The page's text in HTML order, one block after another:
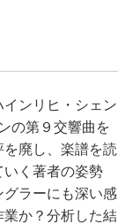
ンリヒ・シェン
の第９交響曲を
廃し、楽譜を読
く著者の姿勢
ラーにも深い感
か？分析した結